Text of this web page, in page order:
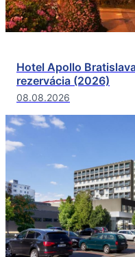
Hotel Apollo
rezervácia (2026)
08.08.2026